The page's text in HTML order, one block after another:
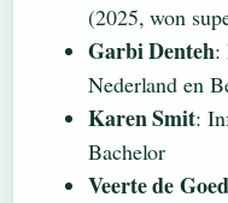
(2025, won
Garbi Denteh:
Nederland en
Karen Smit:
Bachelor
Veerte de